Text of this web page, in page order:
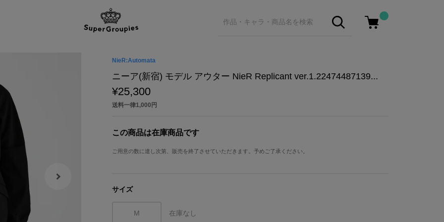
NieR:Automata
ニーア(新宿) モデル アウター NieR Replicant ver.1.22474487139...
¥25,300
送料一律1,000円
この商品は在庫商品です
ご用意の数に達し次第、販売を終了させていただきます。予めご了承ください。
サイズ
M 在庫なし